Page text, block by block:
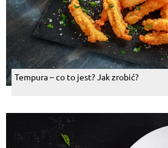
Tempura – co to jest? Jak zrobić?